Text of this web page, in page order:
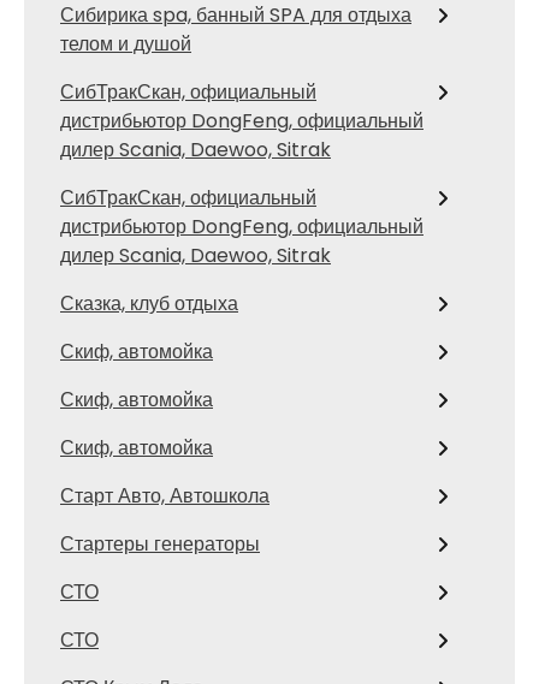
Сибирика spa, банный SPA для отдыха
телом и душой
СибТракСкан, официальный
дистрибьютор DongFeng, официальный
дилер Scania, Daewoo, Sitrak
СибТракСкан, официальный
дистрибьютор DongFeng, официальный
дилер Scania, Daewoo, Sitrak
Сказка, клуб отдыха
Скиф, автомойка
Скиф, автомойка
Скиф, автомойка
Старт Авто, Автошкола
Стартеры генераторы
СТО
СТО